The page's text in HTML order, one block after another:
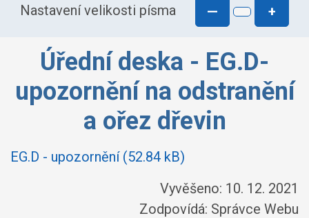
Nastavení velikosti písma — +
Úřední deska - EG.D-
upozornění na odstranění
a ořez dřevin
EG.D - upozornění (52.84 kB)
Vyvěšeno: 10. 12. 2021
Zodpovídá: Správce Webu